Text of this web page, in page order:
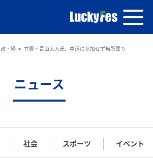
政・経 立憲・青山大人氏、中道に参加せず無所属で
ニュース
社会 スポーツ イベント